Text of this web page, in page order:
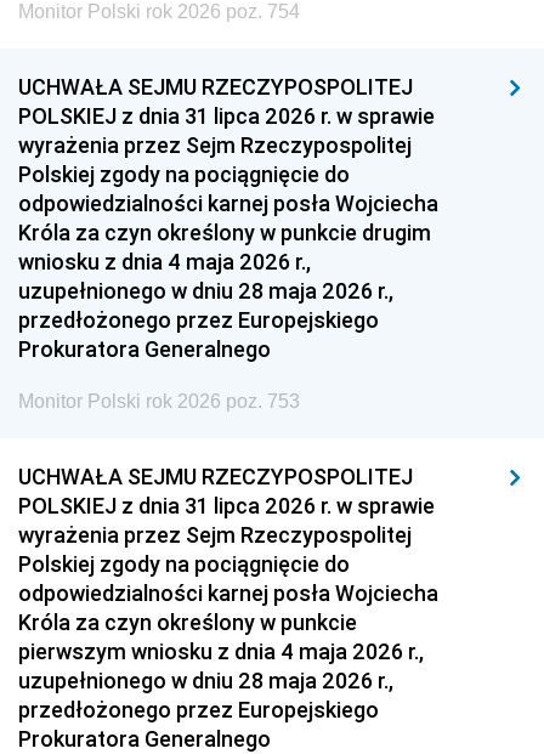
Monitor Polski rok 2026 poz. 754
UCHWAŁA SEJMU RZECZYPOSPOLITEJ
POLSKIEJ z dnia 31 lipca 2026 r. w sprawie
wyrażenia przez Sejm Rzeczypospolitej
Polskiej zgody na pociągnięcie do
odpowiedzialności karnej posła Wojciecha
Króla za czyn określony w punkcie drugim
wniosku z dnia 4 maja 2026 r.,
uzupełnionego w dniu 28 maja 2026 r.,
przedłożonego przez Europejskiego
Prokuratora Generalnego
Monitor Polski rok 2026 poz. 753
UCHWAŁA SEJMU RZECZYPOSPOLITEJ
POLSKIEJ z dnia 31 lipca 2026 r. w sprawie
wyrażenia przez Sejm Rzeczypospolitej
Polskiej zgody na pociągnięcie do
odpowiedzialności karnej posła Wojciecha
Króla za czyn określony w punkcie
pierwszym wniosku z dnia 4 maja 2026 r.,
uzupełnionego w dniu 28 maja 2026 r.,
przedłożonego przez Europejskiego
Prokuratora Generalnego